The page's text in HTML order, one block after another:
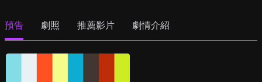
預告 劇照 推薦影片 劇情介紹